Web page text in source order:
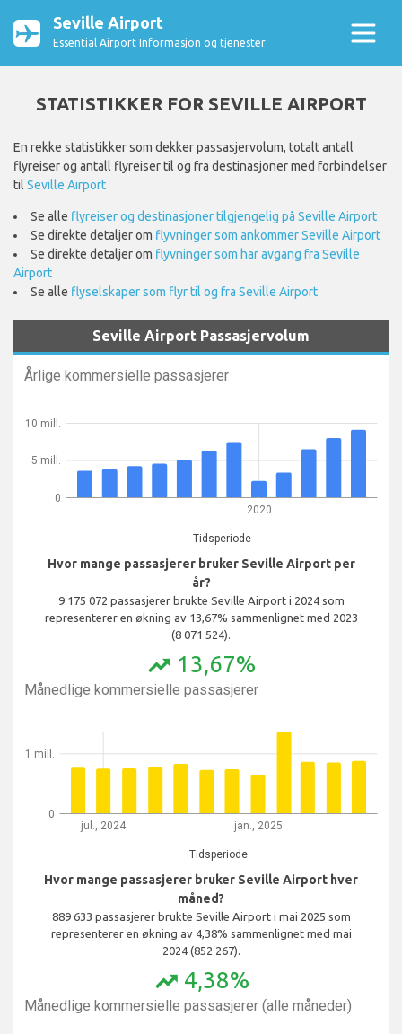
Seville Airport
Essential Airport Informasjon og tjenester
STATISTIKKER FOR SEVILLE AIRPORT
En rekke statistikker som dekker passasjervolum, totalt antall
flyreiser og antall flyreiser til og fra destinasjoner med forbindelser
til Seville Airport
Se alle flyreiser og destinasjoner tilgjengelig på Seville Airport
Se direkte detaljer om flyvninger som ankommer Seville Airport
Se direkte detaljer om flyvninger som har avgang fra Seville
Airport
Se alle flyselskaper som flyr til og fra Seville Airport
Seville Airport Passasjervolum
Årlige kommersielle passasjerer
2020
Tidsperiode
0
5 mill.
10 mill.
Hvor mange passasjerer bruker Seville Airport per
år?
9 175 072 passasjerer brukte Seville Airport i 2024 som
representerer en økning av 13,67% sammenlignet med 2023
(8 071 524).
trending_up 13,67%
Månedlige kommersielle passasjerer
jul., 2024 jan., 2025
Tidsperiode
0
1 mill.
Hvor mange passasjerer bruker Seville Airport hver
måned?
889 633 passasjerer brukte Seville Airport i mai 2025 som
representerer en økning av 4,38% sammenlignet med mai
2024 (852 267).
trending_up 4,38%
Månedlige kommersielle passasjerer (alle måneder)